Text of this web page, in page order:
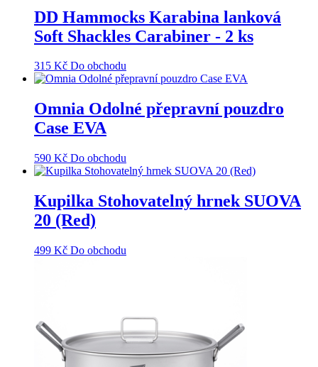
DD Hammocks Karabina lanková
Soft Shackles Carabiner - 2 ks
315 Kč Do obchodu
Omnia Odolné přepravní pouzdro
Case EVA
590 Kč Do obchodu
Kupilka Stohovatelný hrnek SUOVA
20 (Red)
499 Kč Do obchodu